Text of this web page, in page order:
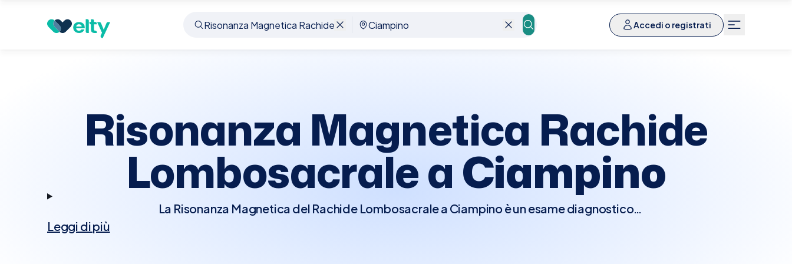
Accedi o registrati
Prenota visita Risonanza Magnetica Rachide Lombosacrale Ciampino
Risonanza Magnetica Rachide
Lombosacrale aCiampino
La Risonanza Magnetica del Rachide Lombosacrale a Ciampino è un esame diagnostico
Leggi di più